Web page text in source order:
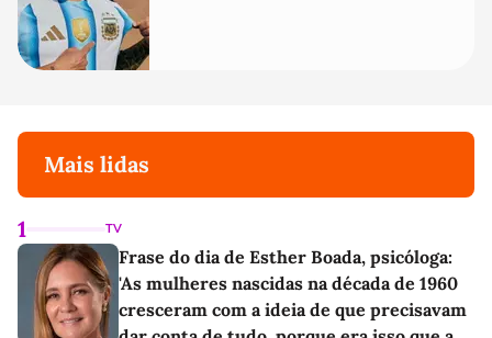
Mais lidas
1 TV
Frase do dia de Esther Boada, psicóloga:
'As mulheres nascidas na década de 1960
cresceram com a ideia de que precisavam